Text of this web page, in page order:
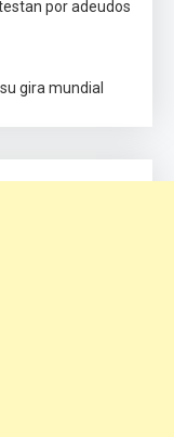
por adeudos
gira mundial